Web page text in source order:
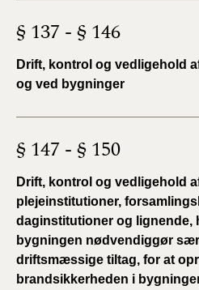
§ 137 - § 146
Drift, kontrol og vedligehold
og ved bygninger
§ 147 - § 150
Drift, kontrol og vedligehold
plejeinstitutioner,
daginstitutioner og lignende,
bygningen nødvendiggør
driftsmæssige tiltag, for at
brandsikkerheden i